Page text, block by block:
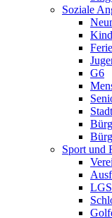
Soziale
G6
Sport und